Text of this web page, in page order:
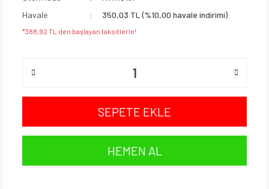
Havale
350,03 TL (%10,00 havale indirimi)
*388,92 TL den başlayan taksitlerle!
SEPETE EKLE
HEMEN AL